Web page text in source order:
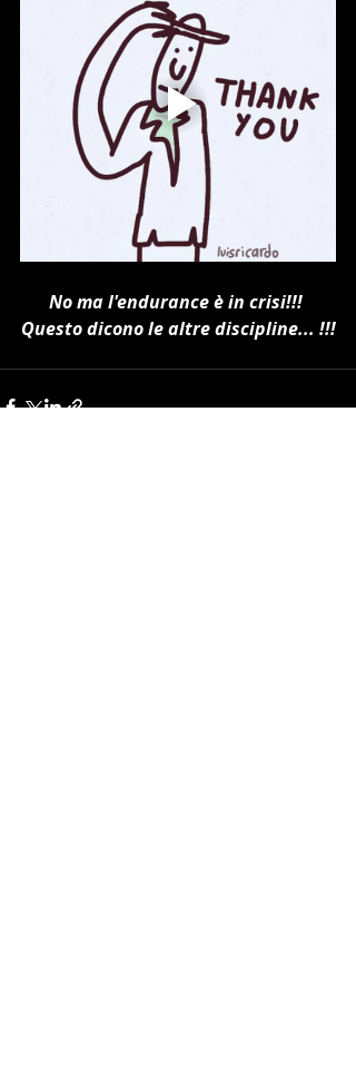
No ma l'endurance è in crisi!!!
Questo dicono le altre discipline... !!!